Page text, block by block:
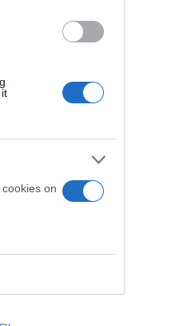
on
και
και θα
τότε είναι